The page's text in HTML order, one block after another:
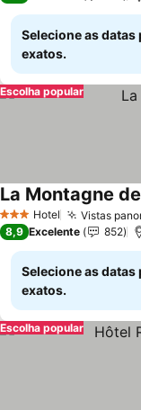
Selecione as
exatos.
Escolha popular
3 EstrelasHotel Vistas
La Montagne
8,9 Excelente 852
Selecione as
exatos.
Escolha popular